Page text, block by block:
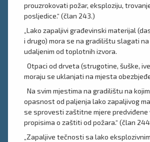
prouzrokovati požar, eksploziju,
posljedice.“ (član 243.)
„Lako zapaljivi građevinski materijal
i drugo) mora se na gradilištu slagati
udaljenim od toplotnih izvora.
Otpaci od drveta (strugotine, šuške,
moraju se uklanjati na mjesta
Na svim mjestima na gradilištu na
opasnost od paljenja lako zapaljivog
se sprovesti zaštitne mjere predviđene
propisima o zaštiti od požara.“ (član
„Zapaljive tečnosti sa lako